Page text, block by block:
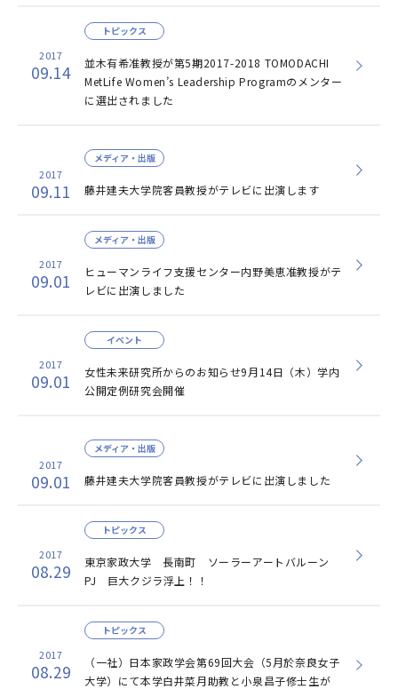
2017
09.14
並木有希准教授が第5期2017-2018 TOMODACHI
MetLife Women’s Leadership Programのメンター
に選出されました
トピックス
2017
09.11 藤井建夫大学院客員教授がテレビに出演します
メディア・出版
2017
09.01
ヒューマンライフ支援センター内野美恵准教授がテ
レビに出演しました
メディア・出版
2017
09.01
女性未来研究所からのお知らせ9月14日（木）学内
公開定例研究会開催
イベント
2017
09.01 藤井建夫大学院客員教授がテレビに出演しました
メディア・出版
2017
08.29
東京家政大学 長南町 ソーラーアートバルーン
PJ 巨大クジラ浮上！！
トピックス
2017
08.29
（一社）日本家政学会第69回大会（5月於奈良女子
大学）にて本学白井菜月助教と小泉昌子修士生が
トピックス